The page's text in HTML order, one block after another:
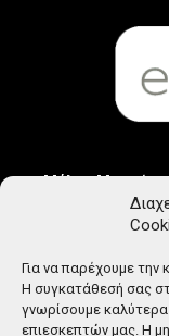
Για να παρέχουμε την
Η συγκατάθεσή σας
γνωρίσουμε
επιεσκεπτών μας. Η
Μέλος Μητρώου